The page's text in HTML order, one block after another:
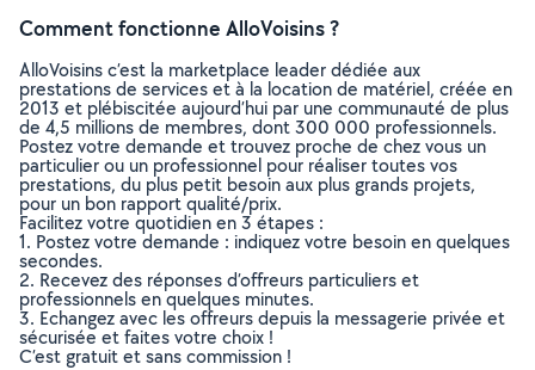
Comment fonctionne AlloVoisins ?
AlloVoisins c’est la marketplace leader dédiée aux
prestations de services et à la location de matériel, créée en
2013 et plébiscitée aujourd’hui par une communauté de plus
de 4,5 millions de membres, dont 300 000 professionnels.
Postez votre demande et trouvez proche de chez vous un
particulier ou un professionnel pour réaliser toutes vos
prestations, du plus petit besoin aux plus grands projets,
pour un bon rapport qualité/prix.
Facilitez votre quotidien en 3 étapes :
1. Postez votre demande : indiquez votre besoin en quelques
secondes.
2. Recevez des réponses d’offreurs particuliers et
professionnels en quelques minutes.
3. Echangez avec les offreurs depuis la messagerie privée et
sécurisée et faites votre choix !
C’est gratuit et sans commission !